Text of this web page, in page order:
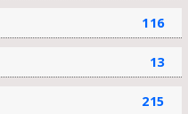
116
13
215